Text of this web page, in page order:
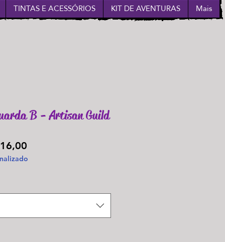
TINTAS E ACESSÓRIOS KIT DE AVENTURAS Mais
B - Artisan Guild
promocional